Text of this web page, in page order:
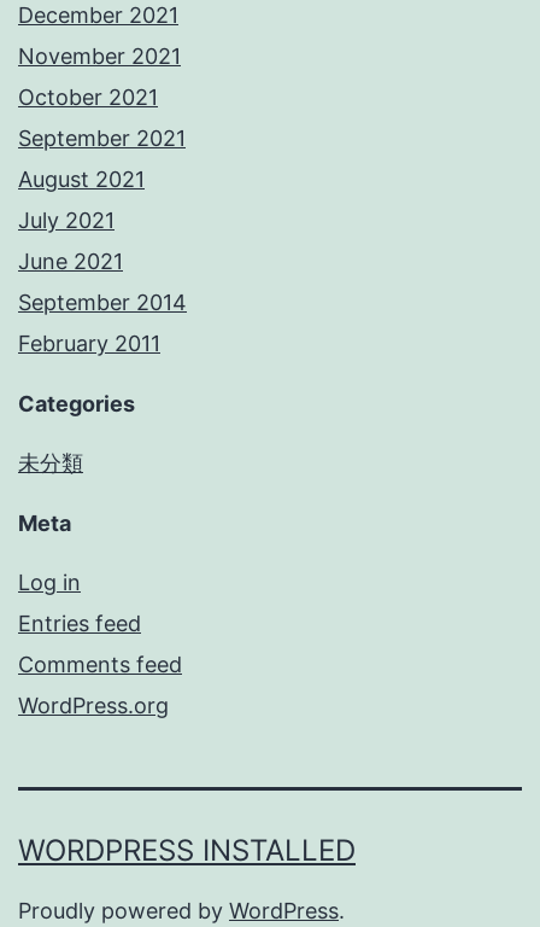
December 2021
November 2021
October 2021
September 2021
August 2021
July 2021
June 2021
September 2014
February 2011
Categories
未分類
Meta
Log in
Entries feed
Comments feed
WordPress.org
WORDPRESS INSTALLED
Proudly powered by WordPress.